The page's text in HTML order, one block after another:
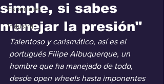
Especiales
Industra
simple, si sabes
manejar la presión"
Talentoso y carismático, así es el
portugués Filipe Albuquerque, un
hombre que ha manejado de todo,
desde open wheels hasta imponentes